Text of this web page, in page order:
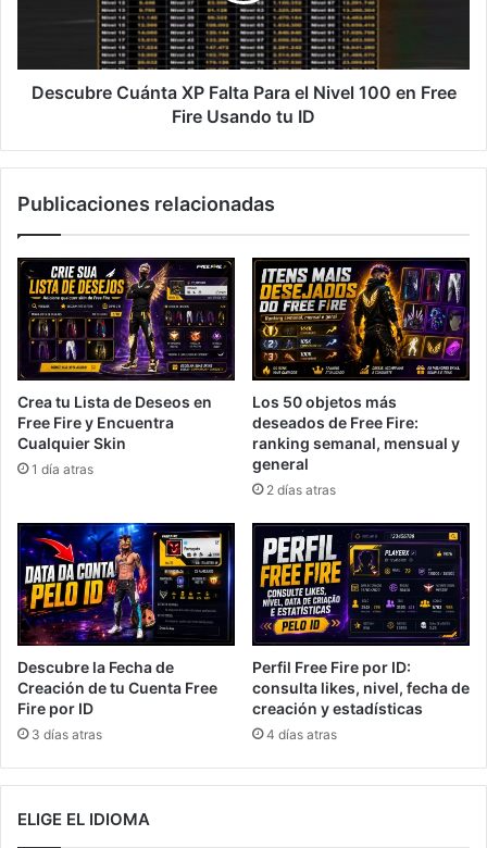
en
Free
Descubre Cuánta XP Falta Para el Nivel 100 en Free
Fire Usando tu ID
Publicaciones relacionadas
Crea tu Lista de Deseos en
Free Fire y Encuentra
Cualquier Skin
1 día atras
Los 50 objetos más
deseados de Free Fire:
ranking semanal, mensual y
general
2 días atras
Descubre la Fecha de
Creación de tu Cuenta Free
Fire por ID
3 días atras
Perfil Free Fire por ID:
consulta likes, nivel, fecha de
creación y estadísticas
4 días atras
ELIGE EL IDIOMA